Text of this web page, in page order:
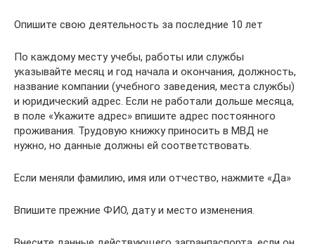
Опишите свою деятельность за последние 10 лет
По каждому месту учебы, работы или службы
указывайте месяц и год начала и окончания, должность,
название компании (учебного заведения, места службы)
и юридический адрес. Если не работали дольше месяца,
в поле «Укажите адрес» впишите адрес постоянного
проживания. Трудовую книжку приносить в МВД не
нужно, но данные должны ей соответствовать.
Если меняли фамилию, имя или отчество, нажмите «Да»
Впишите прежние ФИО, дату и место изменения.